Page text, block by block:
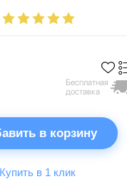
Бесплатная
доставка
в корзину
Купить в 1 клик